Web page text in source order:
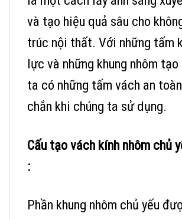
và tạo hiệu quả sâu cho
trúc nội thất. Với những tấm
lực và những khung nhôm tạo
ta có những tấm vách an
chắn khi chúng ta sử dụng.
Cấu tạo vách kính nhôm chủ
:
Phần khung nhôm chủ yếu